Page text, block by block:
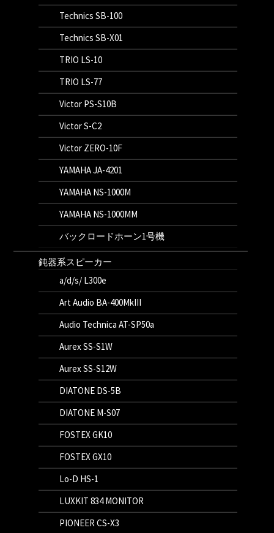
Technics SB-100
Technics SB-X01
TRIO LS-10
TRIO LS-77
Victor PS-S10B
Victor S-C2
Victor ZERO-10F
YAMAHA JA-4201
YAMAHA NS-1000M
YAMAHA NS-1000MM
バックロードホーン1号機
鈍器系スピーカー
a/d/s/ L300e
Art Audio BA-400MkIII
Audio Technica AT-SP50a
Aurex SS-S1W
Aurex SS-S12W
DIATONE DS-5B
DIATONE M-S07
FOSTEX GK10
FOSTEX GX10
Lo-D HS-1
LUXKIT 834 MONITOR
PIONEER CS-X3